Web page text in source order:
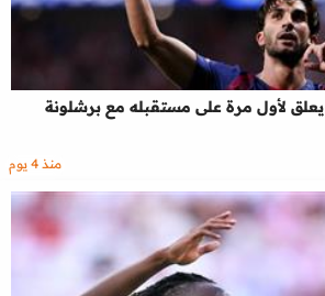
لأول مرة على مستقبله مع برشلونة
منذ 4 يوم